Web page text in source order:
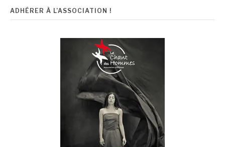
ADHÉRER À L’ASSOCIATION !